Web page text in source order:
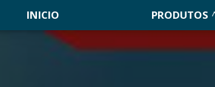
INICIO PRODUTOS